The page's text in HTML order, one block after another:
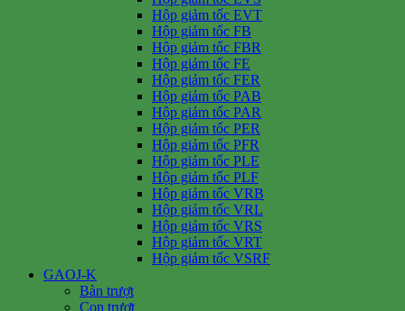
Hộp giảm tốc EVT
Hộp giảm tốc FB
Hộp giảm tốc FBR
Hộp giảm tốc FE
Hộp giảm tốc FER
Hộp giảm tốc PAB
Hộp giảm tốc PAR
Hộp giảm tốc PER
Hộp giảm tốc PFR
Hộp giảm tốc PLE
Hộp giảm tốc PLF
Hộp giảm tốc VRB
Hộp giảm tốc VRL
Hộp giảm tốc VRS
Hộp giảm tốc VRT
Hộp giảm tốc VSRF
GAOJ-K
Bàn trượt
Con trượt